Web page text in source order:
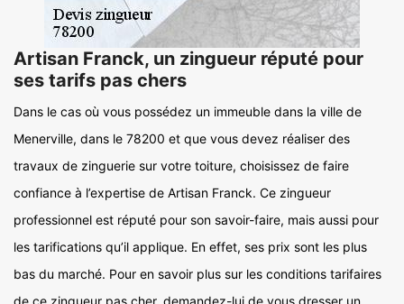
Artisan Franck, un zingueur réputé pour
ses tarifs pas chers
Dans le cas où vous possédez un immeuble dans la ville de
Menerville, dans le 78200 et que vous devez réaliser des
travaux de zinguerie sur votre toiture, choisissez de faire
confiance à l’expertise de Artisan Franck. Ce zingueur
professionnel est réputé pour son savoir-faire, mais aussi pour
les tarifications qu’il applique. En effet, ses prix sont les plus
bas du marché. Pour en savoir plus sur les conditions tarifaires
de ce zingueur pas cher, demandez-lui de vous dresser un